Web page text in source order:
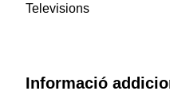
Televisions
Informació